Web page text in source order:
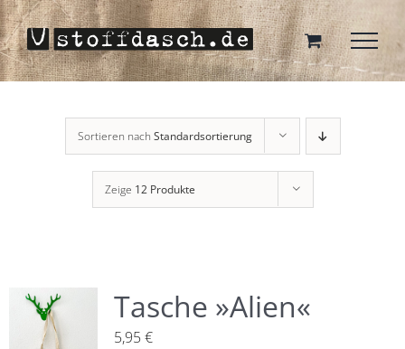
Zum
Inhalt
springen
Sortieren nach Standardsortierung
Zeige 12 Produkte
Tasche »Alien«
5,95€